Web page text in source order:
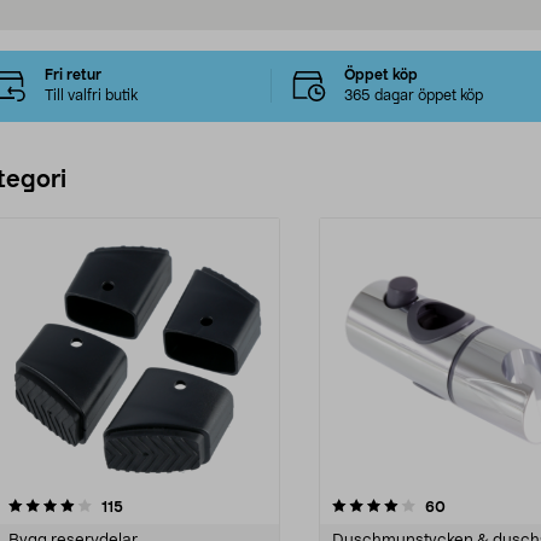
Fri retur
Till valfri butik
Öppet köp
365 dagar öppet köp
115recensioner
4.0 av 5 stjärnor 60recensioner
4.5 av 5 stjärnor